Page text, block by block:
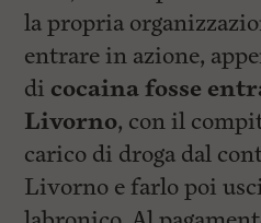
la propria
entrare in azione,
di cocaina fosse
Livorno, con il
carico di droga dal
Livorno e farlo poi